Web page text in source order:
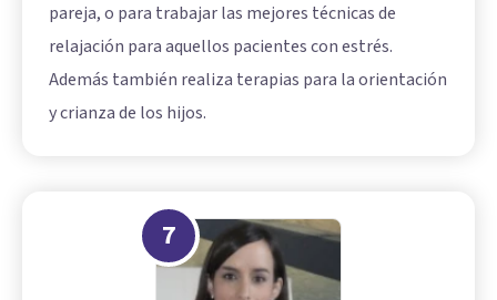
pareja, o para trabajar las mejores técnicas de
relajación para aquellos pacientes con estrés.
Además también realiza terapias para la orientación
y crianza de los hijos.
7